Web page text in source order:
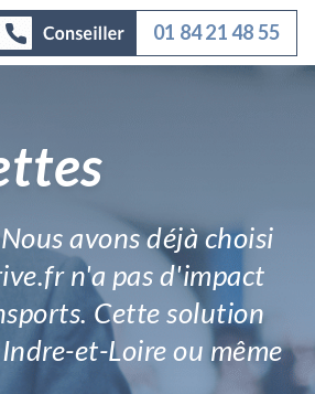
01 84 21 48 55
avons déjà choisi
n'a pas d'impact
Cette solution
et-Loire ou même